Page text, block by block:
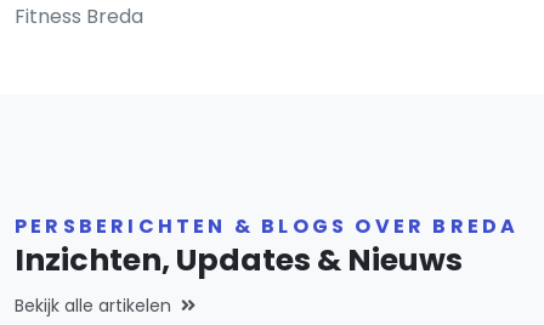
Fitness Breda
PERSBERICHTEN & BLOGS OVER BREDA
Inzichten, Updates & Nieuws
Bekijk alle artikelen